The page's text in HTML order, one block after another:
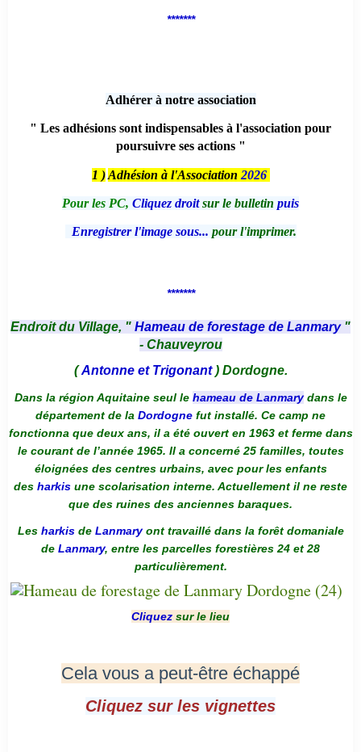
*******
Adhérer à notre association
" Les adhésions sont indispensables à l'association pour
poursuivre ses actions "
1 ) Adhésion à l'Association 2026
Pour les PC, Cliquez droitsur le bulletin puis
Enregistrer l'image sous... pour l'imprimer.
*******
Endroit du Village, " Hameau de forestage de Lanmary "
- Chauveyrou
(Antonne et Trigonant) Dordogne.
Dans la région Aquitaine seul le hameau de Lanmarydans le
département de la Dordogne fut installé. Ce camp ne
fonctionna que deux ans, il a été ouvert en 1963 et ferme dans
le courant de l’année 1965. Il a concerné 25 familles, toutes
éloignées des centres urbains, avec pour les enfants
des harkis une scolarisation interne. Actuellement il ne reste
que des ruines des anciennes baraques.
Les harkis de Lanmaryont travaillé dans la forêt domaniale
de Lanmary, entre les parcelles forestières 24 et 28
particulièrement.
Cliquez sur le lieu
Cela vous a peut-être échappé
Cliquez sur les vignettes